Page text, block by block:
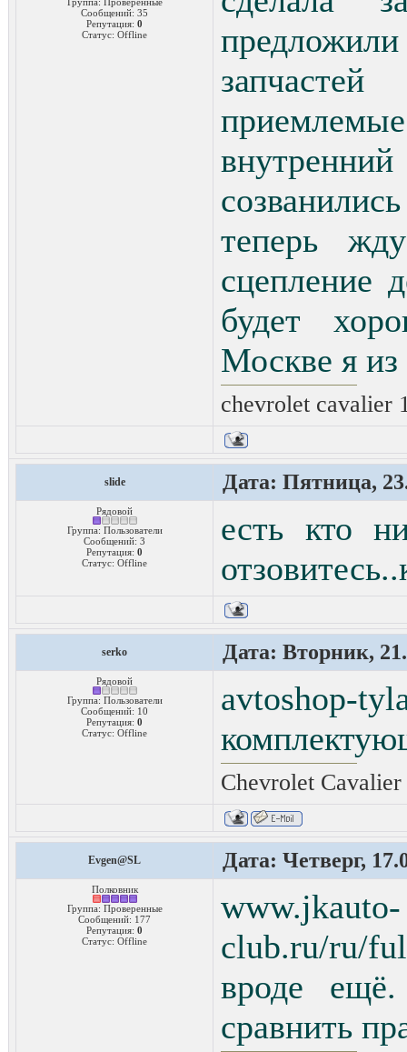
Сообщений: 35
Репутация: 0
Статус: Offline
теперь
сцепление
будет
Москве я из
chevrolet cavalier
slide Дата: Пятница,
Рядовой
Группа: Пользователи
Сообщений: 3
Репутация: 0
Статус: Offline
есть кто
serko Дата: Вторник,
Рядовой
Группа: Пользователи
Сообщений: 10
Репутация: 0
Статус: Offline
avtoshop-
Chevrolet
Evgen@SL Дата: Четверг,
Полковник
Группа: Проверенные
Сообщений: 177
Репутация: 0
Статус: Offline
www.jkauto-
club.ru/ru/
вроде
сравнить